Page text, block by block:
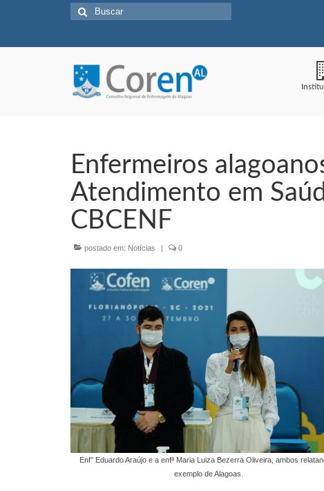
Buscar
por:
Enfermeiros
Atendimento em
CBCENF
postado em: Notícias | 0
Enf° Eduardo Araújo e a enfª Maria Luiza Bezerra Oliveira, ambos
exemplo de Alagoas.